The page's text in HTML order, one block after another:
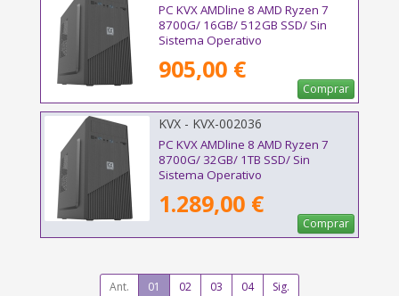
PC KVX AMDline 8 AMD Ryzen 7
8700G/ 16GB/ 512GB SSD/ Sin
Sistema Operativo
905,00 €
Comprar
KVX - KVX-002036
PC KVX AMDline 8 AMD Ryzen 7
8700G/ 32GB/ 1TB SSD/ Sin
Sistema Operativo
1.289,00 €
Comprar
Ant. 01 02 03 04 Sig.